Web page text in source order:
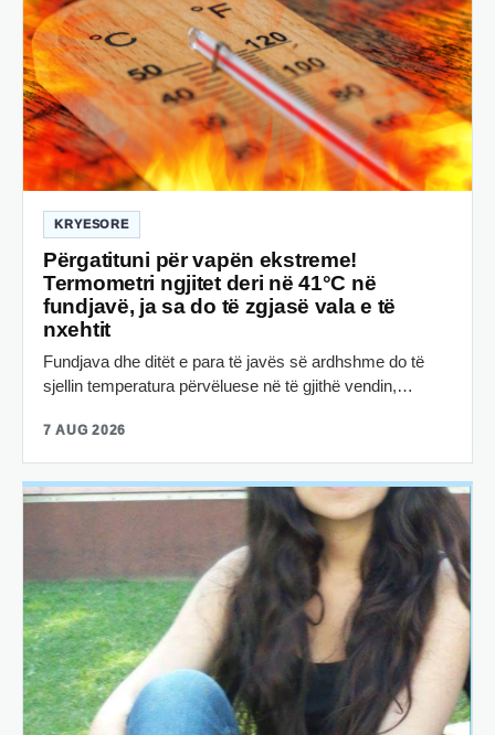
KRYESORE
Përgatituni për vapën ekstreme!
Termometri ngjitet deri në 41°C në
fundjavë, ja sa do të zgjasë vala e të
nxehtit
Fundjava dhe ditët e para të javës së ardhshme do të
sjellin temperatura përvëluese në të gjithë vendin,…
7 AUG 2026